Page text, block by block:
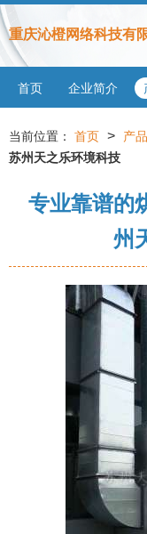
重庆沁橙网络科技有
首页 企业简介
当前位置： 首页 > 产
苏州天之乐环境科技
专业靠谱的
州